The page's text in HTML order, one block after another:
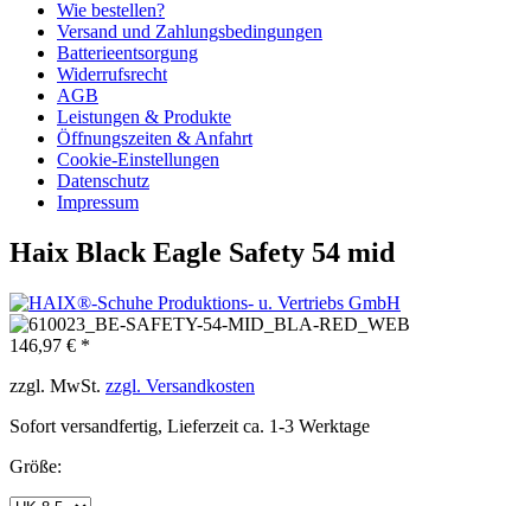
Wie bestellen?
Versand und Zahlungsbedingungen
Batterieentsorgung
Widerrufsrecht
AGB
Leistungen & Produkte
Öffnungszeiten & Anfahrt
Cookie-Einstellungen
Datenschutz
Impressum
Haix Black Eagle Safety 54 mid
146,97 € *
zzgl. MwSt. zzgl. Versandkosten
Sofort versandfertig, Lieferzeit ca. 1-3 Werktage
Größe: